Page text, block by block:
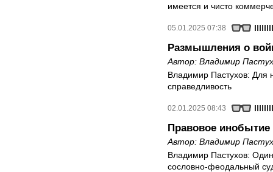
имеется и чисто
05.01.2025 07:38
Размышления о
Автор: Владимир
Владимир Пастухов: Для
справедливость
02.01.2025 08:43
Правовое инобытие
Автор: Владимир
Владимир Пастухов:
сословно-феодальный